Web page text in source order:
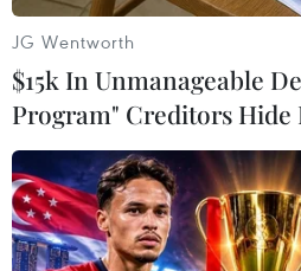
JG Wentworth
$15k In Unmanageable
Program" Creditors Hide